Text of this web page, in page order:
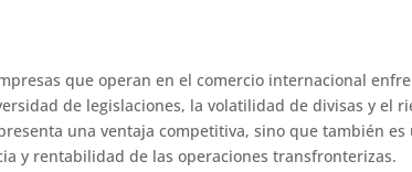
que operan en el comercio internacional
de legislaciones, la volatilidad de divisas y el
una ventaja competitiva, sino que también
y rentabilidad de las operaciones transfronterizas.